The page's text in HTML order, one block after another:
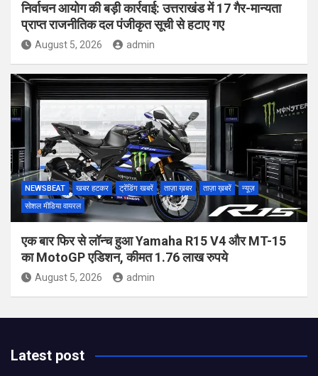
निर्वाचन आयोग की बड़ी कार्रवाई: उत्तराखंड में 17 गैर-मान्यता
प्राप्त राजनीतिक दल पंजीकृत सूची से हटाए गए
August 5, 2026 admin
NEWSBEAT खबर हटकर ट्रेंडिंग खबरें ताज़ा ख़बर ताज़ा ख़बरें
न्यूज़
सोशल मीडिया वायरल
एक बार फिर से लॉन्च हुआ Yamaha R15 V4 और MT-15
का MotoGP एडिशन, कीमत 1.76 लाख रुपये
August 5, 2026 admin
Latest post